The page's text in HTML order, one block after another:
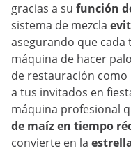
gracias a su función
sistema de mezcla
asegurando que cada
máquina de hacer
de restauración
a tus invitados en
máquina profesional
de maíz en tiempo
convierte en la